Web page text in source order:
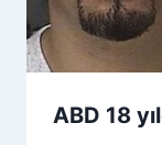
ABD 18